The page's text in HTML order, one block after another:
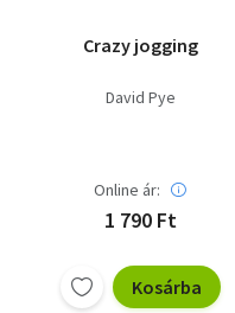
Crazy jogging
David Pye
Online ár:
1 790 Ft
Kosárba